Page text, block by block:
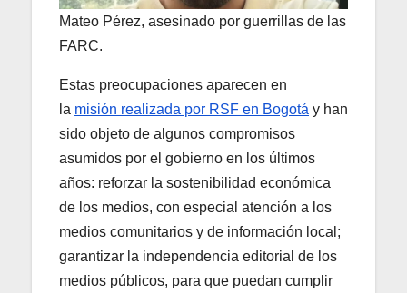
Mateo Pérez, asesinado por guerrillas de las
FARC.
Estas preocupaciones aparecen en
la misión realizada por RSF en Bogotá y han
sido objeto de algunos compromisos
asumidos por el gobierno en los últimos
años: reforzar la sostenibilidad económica
de los medios, con especial atención a los
medios comunitarios y de información local;
garantizar la independencia editorial de los
medios públicos, para que puedan cumplir